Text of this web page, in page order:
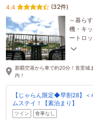
4.4
(32件)
～暮ら
機・キ
ートロ
ンビニ
那覇空港から車で約20分！首里城
内！
【じゃらん限定◆早割28】
ムステイ！【素泊まり】
ツイン 食事なし